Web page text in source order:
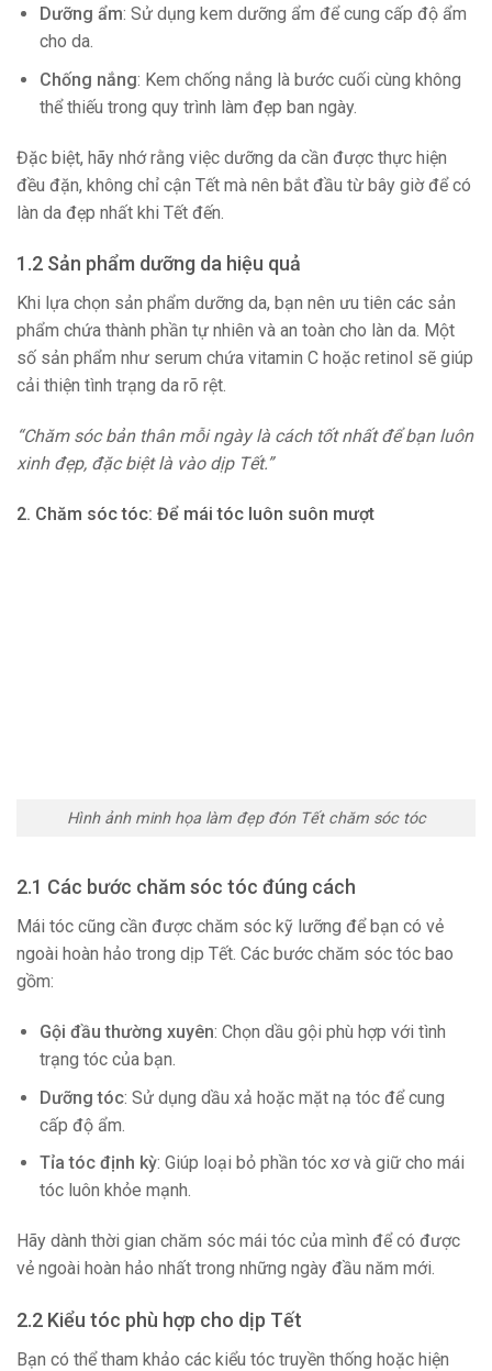
Dưỡng ẩm: Sử dụng kem dưỡng ẩm để cung cấp độ ẩm
cho da.
Chống nắng: Kem chống nắng là bước cuối cùng không
thể thiếu trong quy trình làm đẹp ban ngày.
Đặc biệt, hãy nhớ rằng việc dưỡng da cần được thực hiện
đều đặn, không chỉ cận Tết mà nên bắt đầu từ bây giờ để có
làn da đẹp nhất khi Tết đến.
1.2 Sản phẩm dưỡng da hiệu quả
Khi lựa chọn sản phẩm dưỡng da, bạn nên ưu tiên các sản
phẩm chứa thành phần tự nhiên và an toàn cho làn da. Một
số sản phẩm như serum chứa vitamin C hoặc retinol sẽ giúp
cải thiện tình trạng da rõ rệt.
“Chăm sóc bản thân mỗi ngày là cách tốt nhất để bạn luôn
xinh đẹp, đặc biệt là vào dịp Tết.”
2. Chăm sóc tóc: Để mái tóc luôn suôn mượt
Hình ảnh minh họa làm đẹp đón Tết chăm sóc tóc
2.1 Các bước chăm sóc tóc đúng cách
Mái tóc cũng cần được chăm sóc kỹ lưỡng để bạn có vẻ
ngoài hoàn hảo trong dịp Tết. Các bước chăm sóc tóc bao
gồm:
Gội đầu thường xuyên: Chọn dầu gội phù hợp với tình
trạng tóc của bạn.
Dưỡng tóc: Sử dụng dầu xả hoặc mặt nạ tóc để cung
cấp độ ẩm.
Tỉa tóc định kỳ: Giúp loại bỏ phần tóc xơ và giữ cho mái
tóc luôn khỏe mạnh.
Hãy dành thời gian chăm sóc mái tóc của mình để có được
vẻ ngoài hoàn hảo nhất trong những ngày đầu năm mới.
2.2 Kiểu tóc phù hợp cho dịp Tết
Bạn có thể tham khảo các kiểu tóc truyền thống hoặc hiện